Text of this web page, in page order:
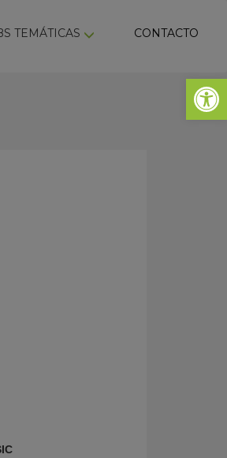
Abrir
TEMÁTICAS CONTACTO